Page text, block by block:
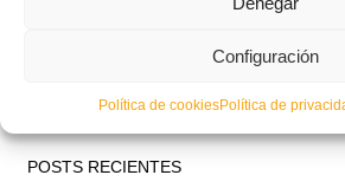
Configuración
Política de cookiesPolítica de
POSTS RECIENTES